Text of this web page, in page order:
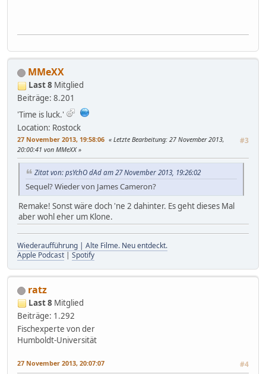
MMeXX
Last 8 Mitglied
Beiträge: 8.201
'Time is luck.'
Location: Rostock
27 November 2013, 19:58:06 #3
Letzte Bearbeitung: 27 November 2013,
20:00:41 von MMeXX
Zitat von: psYchO dAd am 27 November 2013, 19:26:02
Sequel? Wieder von James Cameron?
Remake! Sonst wäre doch 'ne 2 dahinter. Es geht dieses Mal
aber wohl eher um Klone.
Wiederaufführung | Alte Filme. Neu entdeckt.
Apple Podcast | Spotify
ratz
Last 8 Mitglied
Beiträge: 1.292
Fischexperte von der
Humboldt-Universität
27 November 2013, 20:07:07 #4